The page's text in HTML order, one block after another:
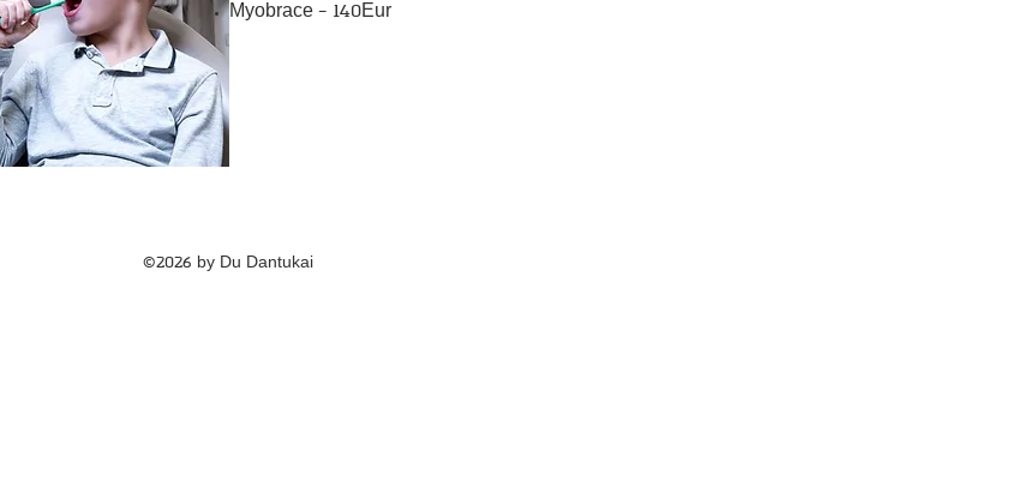
Myobrace - 140Eur
©2026 by Du Dantukai